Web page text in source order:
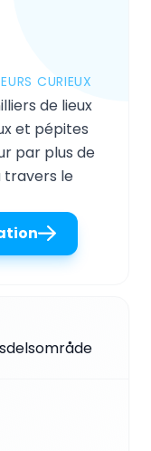
CURIEUX
de lieux
et pépites
par plus de
travers le